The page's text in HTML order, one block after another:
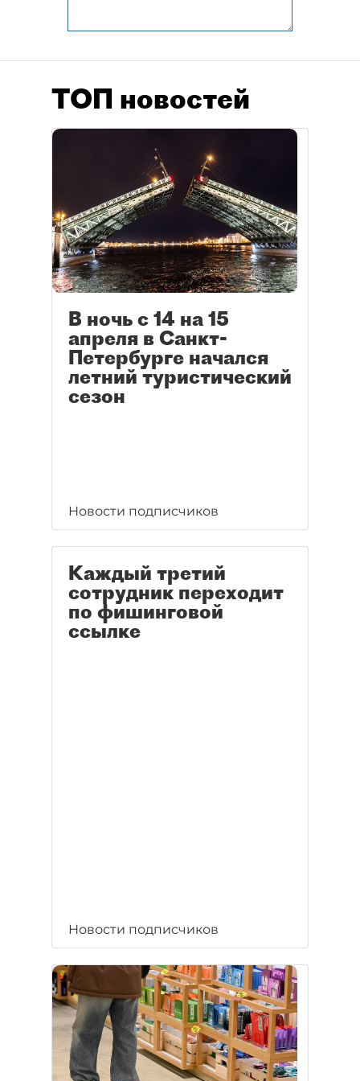
ТОП новостей
В ночь с 14 на 15
апреля в Санкт-
Петербурге начался
летний туристический
сезон
Новости подписчиков
Каждый третий
сотрудник переходит
по фишинговой
ссылке
Новости подписчиков